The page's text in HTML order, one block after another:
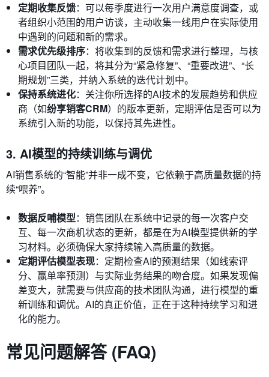
定期收集反馈：可以每季度进行一次用户满意度调查，或
者组织小范围的用户访谈，主动收集一线用户在实际使用
中遇到的问题和新的需求。
需求优先级排序：将收集到的反馈和需求进行整理，与核
心项目团队一起，将其分为“紧急修复”、“重要改进”、“长
期规划”三类，并纳入系统的迭代计划中。
保持系统进化：关注你所选择的AI技术的发展趋势和供应
商（如纷享销客CRM）的版本更新，定期评估是否可以为
系统引入新的功能，以保持其先进性。
3. AI模型的持续训练与调优
AI销售系统的“智能”并非一成不变，它依赖于高质量数据的持
续“喂养”。
数据反哺模型：销售团队在系统中记录的每一次客户交
互、每一次商机状态的更新，都是在为AI模型提供新的学
习材料。必须确保大家持续输入高质量的数据。
定期评估模型表现：定期检查AI的预测结果（如线索评
分、赢单率预测）与实际业务结果的吻合度。如果发现偏
差变大，就需要与供应商的技术团队沟通，进行模型的重
新训练和调优。AI的真正价值，正在于这种持续学习和进
化的能力。
常见问题解答 (FAQ)